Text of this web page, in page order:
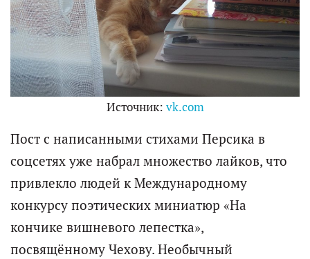
Источник: vk.com
Пост с написанными стихами Персика в
соцсетях уже набрал множество лайков, что
привлекло людей к Международному
конкурсу поэтических миниатюр «На
кончике вишневого лепестка»,
посвящённому Чехову. Необычный